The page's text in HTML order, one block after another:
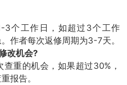
3个工作日，如超过3个工作
作者每次返修周期为3-7天。
改机会?
重的机会，如果超过30%，
报告。